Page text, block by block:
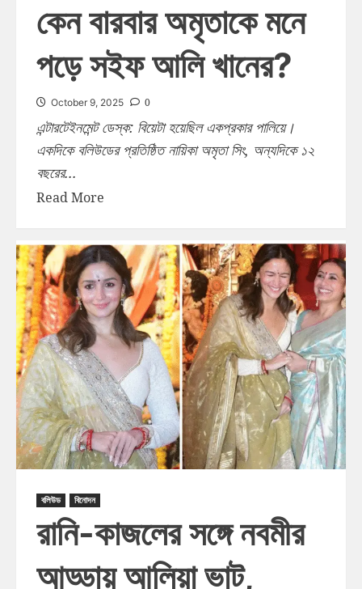
কেন বারবার অমৃতাকে মনে
পড়ে সইফ আলি খানের?
October 9, 2025 0
এন্টারটেইনমেন্ট ডেস্ক: বিয়েটা হয়েছিল একপ্রকার পালিয়ে।
একদিকে বলিউডের প্রতিষ্ঠিত নায়িকা অমৃতা সিং, অন্যদিকে ১২
বছরের...
Read More
বলিউড বিনোদন
রানি-কাজলের সঙ্গে নবমীর
আড্ডায় আলিয়া ভাট,